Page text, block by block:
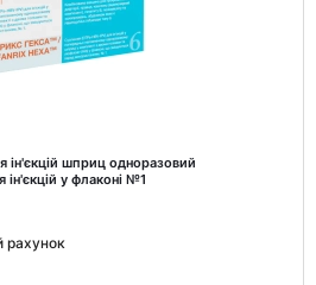
ін'єкцій шприц одноразовий
ін'єкцій у флаконі №1
рахунок